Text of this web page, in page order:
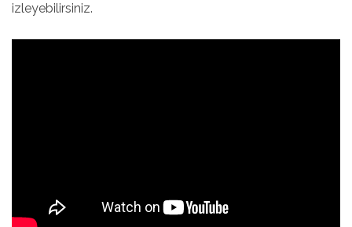
izleyebilirsiniz.